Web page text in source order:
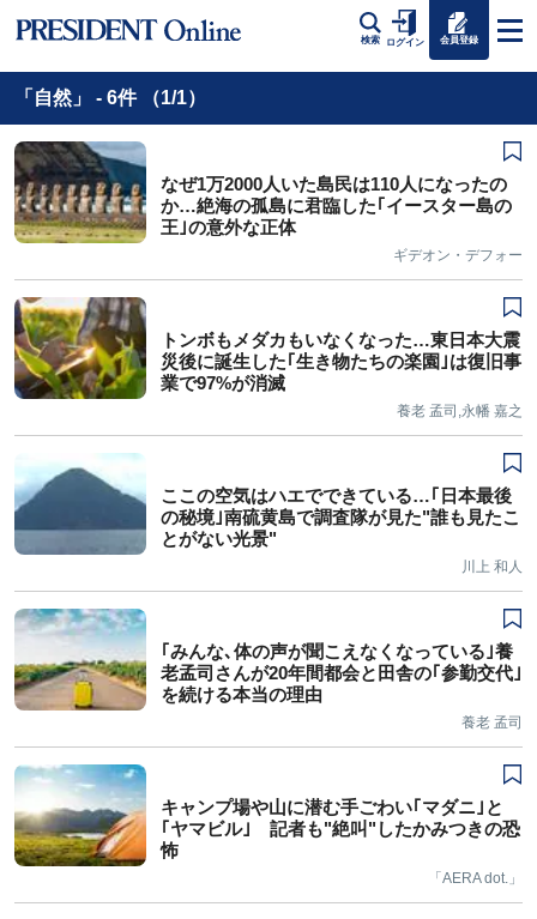
検索 ログイン 会員登録
「自然」 - 6件 （1/1）
なぜ1万2000人いた島民は110人になったの
か…絶海の孤島に君臨した｢イースター島の
王｣の意外な正体
ギデオン・デフォー
トンボもメダカもいなくなった…東日本大震
災後に誕生した｢生き物たちの楽園｣は復旧事
業で97%が消滅
養老 孟司,永幡 嘉之
ここの空気はハエでできている…｢日本最後
の秘境｣南硫黄島で調査隊が見た"誰も見たこ
とがない光景"
川上 和人
｢みんな､体の声が聞こえなくなっている｣養
老孟司さんが20年間都会と田舎の｢参勤交代｣
を続ける本当の理由
養老 孟司
キャンプ場や山に潜む手ごわい｢マダニ｣と
｢ヤマビル｣ 記者も"絶叫"したかみつきの恐
怖
「AERA dot.」